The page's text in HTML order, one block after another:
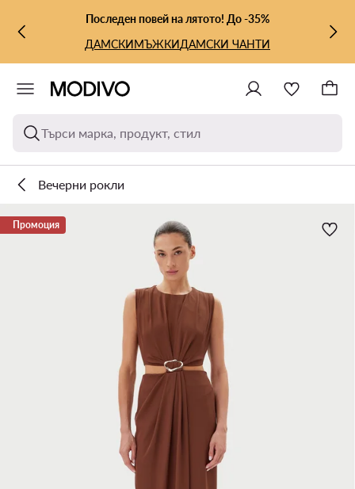
КЪМ ОСНОВНОТО СЪДЪРЖАНИЕ
КЪМ ТЪРСЕНЕПоследен повей на лятото! До -35%
ДАМСКИМЪЖКИДАМСКИ ЧАНТИ
Търси марка, продукт, стил
Вечерни рокли
Промоция